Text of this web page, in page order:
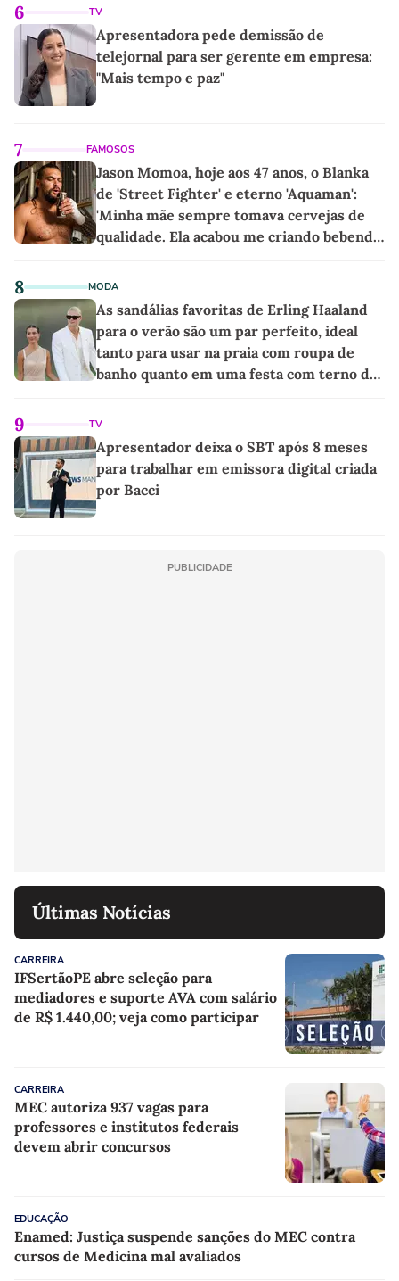
6 TV
Apresentadora pede demissão de
telejornal para ser gerente em empresa:
"Mais tempo e paz"
7 FAMOSOS
Jason Momoa, hoje aos 47 anos, o Blanka
de 'Street Fighter' e eterno 'Aquaman':
'Minha mãe sempre tomava cervejas de
qualidade. Ela acabou me criando bebendo
8 MODA
As sandálias favoritas de Erling Haaland
para o verão são um par perfeito, ideal
tanto para usar na praia com roupa de
banho quanto em uma festa com terno de
9 TV
Apresentador deixa o SBT após 8 meses
para trabalhar em emissora digital criada
por Bacci
PUBLICIDADE
Últimas Notícias
CARREIRA
IFSertãoPE abre seleção para
mediadores e suporte AVA com salário
de R$ 1.440,00; veja como participar
CARREIRA
MEC autoriza 937 vagas para
professores e institutos federais
devem abrir concursos
EDUCAÇÃO
Enamed: Justiça suspende sanções do MEC contra
cursos de Medicina mal avaliados